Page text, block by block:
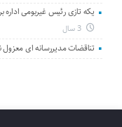
یکه تازی رئیس غیربومی اداره
3 سال
تناقضات مدیررسانه ای